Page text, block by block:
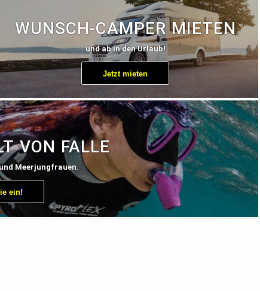
WUNSCH-CAMPER MIETEN
und ab in den Urlaub!
Jetzt mieten
VON FALLE
Meerjungfrauen.
ein!